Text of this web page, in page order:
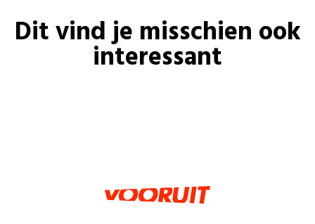
Dit vind je misschien ook
interessant